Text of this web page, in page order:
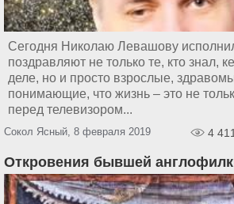
Сегодня Николаю Левашову
поздравляют не только те, кто знал,
деле, но и просто взрослые,
понимающие, что жизнь – это не
перед телевизором...
Сокол Ясный, 8 февраля 2019 4 411
Откровения бывшей